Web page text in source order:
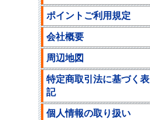
ポイントご利用規定
会社概要
周辺地図
特定商取引法に基づく表
記
個人情報の取り扱い